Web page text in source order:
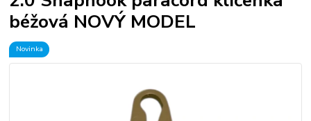
béžová NOVÝ MODEL
Novinka